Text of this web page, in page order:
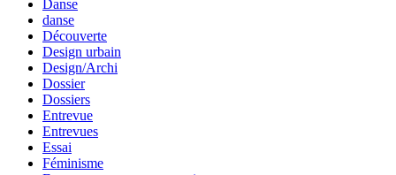
Danse
danse
Découverte
Design urbain
Design/Archi
Dossier
Dossiers
Entrevue
Entrevues
Essai
Féminisme